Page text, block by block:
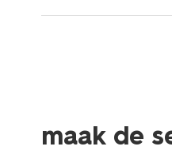
maak de